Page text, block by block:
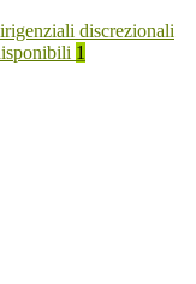
discrezionali
1